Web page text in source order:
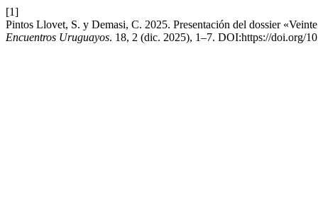
[1]
Pintos Llovet, S. y Demasi, C. 2025. Presentación del dossier
Encuentros Uruguayos. 18, 2 (dic. 2025), 1–7. DOI:https://doi.org/